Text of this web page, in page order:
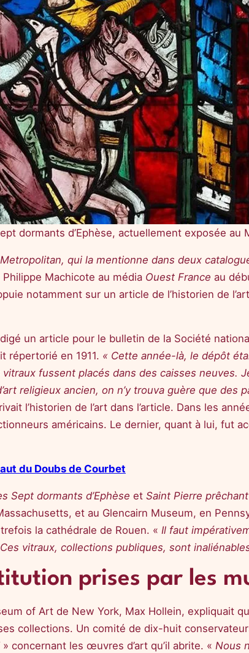
dormants d’Ephèse, actuellement exposée au
qui la mentionne dans deux
Machicote au média Ouest France au
notamment sur un article de l’historien de
un article pour le bulletin de la Société
répertorié en 1911. « Cette année-là, le dépôt
vitraux fussent placés dans des caisses neuves.
religieux ancien, on n’y trouva guère que des
l’historien de l’art dans l’article. Dans les
américains. Le dernier, quant à lui, fut
du Doubs de Courbet
Sept dormants d’Ephèse et Saint Pierre prêchant
et au Glencairn Museum, en
la cathédrale de Rouen. « Il faut
vitraux, collections publiques, sont
prises par les
of Art de New York, Max Hollein, expliquait
collections. Un comité de dix-huit
» concernant les œuvres d’art qu’il abrite. « Nous